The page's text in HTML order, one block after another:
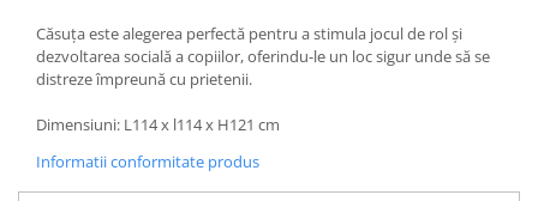
Căsuța este alegerea perfectă pentru a stimula jocul de rol și
dezvoltarea socială a copiilor, oferindu-le un loc sigur unde să se
distreze împreună cu prietenii.
Dimensiuni: L114 x l114 x H121 cm
Informatii conformitate produs